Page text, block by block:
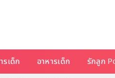
เด็ก อาหารเด็ก รักลูก